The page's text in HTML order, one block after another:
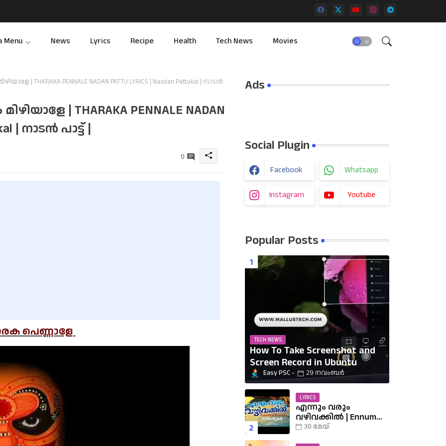
Menu News Lyrics Recipe Health Tech News Movies
| THARAKA PENNALE NADAN PATTU LYRICS | Naadan Pattukal | നാടന്‍
| THARAKA PENNALE NADAN
| നാടന്‍ പാട്ട് |
0
പെണ്ണാളേ
Ads
Social Plugin
Facebook Whatsapp
Instagram Youtube
Popular Posts
TECH NEWS
How To Take Screenshot and
Screen Record in Ubuntu
Easy PSC 29 നവംബർ
LYRICS
എന്നും വരും
വഴിവക്കിൽ | Ennum
Varum Vazhi Vakkil
30 മേയ്